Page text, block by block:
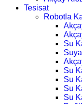
Tesisat
Robotla
Su
Su
Su
Su
Su